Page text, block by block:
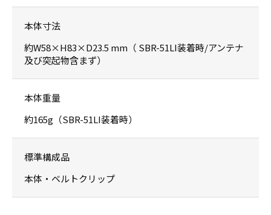
本体寸法
約W58×H83×D23.5 mm（ SBR-51LI装着時/アンテナ
及び突起物含まず）
本体重量
約165g（SBR-51LI装着時）
標準構成品
本体・ベルトクリップ